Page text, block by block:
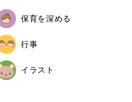
保育を深める
行事
イラスト